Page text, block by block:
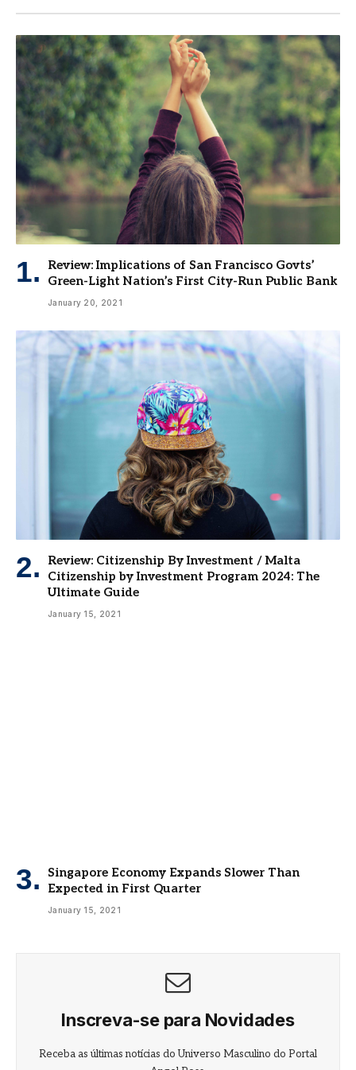
Review: Implications of San Francisco Govts’
Green-Light Nation’s First City-Run Public Bank
January 20, 2021
Review: Citizenship By Investment / Malta
Citizenship by Investment Program 2024: The
Ultimate Guide
January 15, 2021
Singapore Economy Expands Slower Than
Expected in First Quarter
January 15, 2021
Inscreva-se para Novidades
Receba as últimas notícias do Universo Masculino do Portal